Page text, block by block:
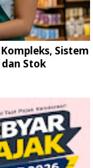
Sistem
dan Stok